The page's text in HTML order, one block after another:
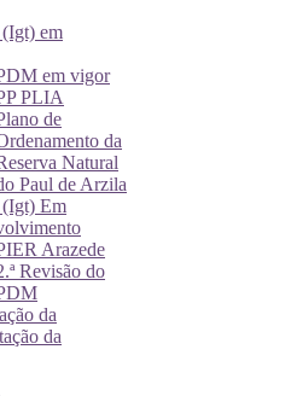
em
em vigor
PLIA
de
da
Natural
Paul de Arzila
(Igt) Em
Arazede
Revisão do
da
da